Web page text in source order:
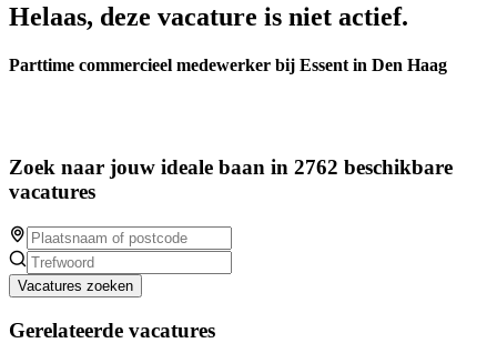
Helaas, deze vacature is niet actief.
Parttime commercieel medewerker bij Essent in Den Haag
Zoek naar jouw ideale baan in 2762 beschikbare
vacatures
Vacatures zoeken
Gerelateerde vacatures